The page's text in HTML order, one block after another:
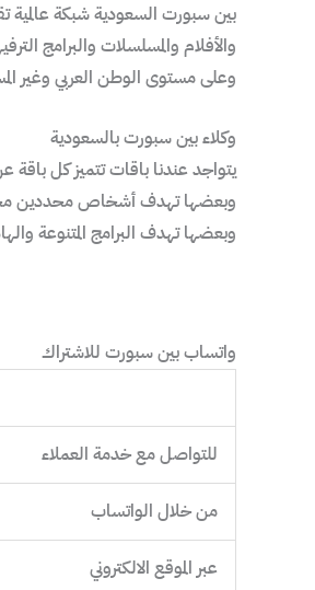
بين سبورت السعودية شبكة عالمية
والأفلام والمسلسلات والبرامج
وعلى مستوى الوطن العربي وغير
وكلاء بين سبورت بالسعودية
يتواجد عندنا باقات تتميز كل
وبعضها تهدف أشخاص محددين
وبعضها تهدف البرامج المتنوعة
واتساب بين سبورت للاشتراك
للتواصل مع خدمة العملاء
من خلال الواتساب
عبر الموقع الالكتروني